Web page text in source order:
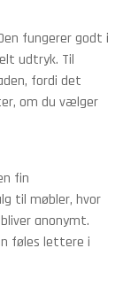
fungerer godt i
udtryk. Til
fordi det
om du vælger
fin
til møbler, hvor
anonymt.
føles lettere i